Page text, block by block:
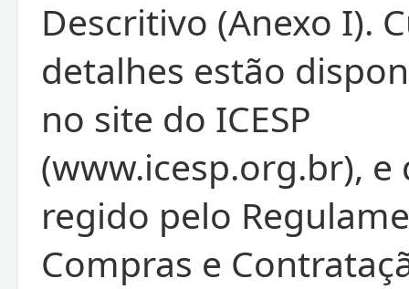
Descritivo (Anexo I).
detalhes estão
no site do ICESP
(www.icesp.org.br), e
regido pelo
Compras e